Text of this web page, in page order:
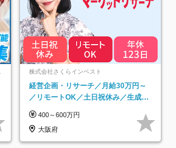
株式会社さくらインベスト
経営企画・リサーチ／月給30万円～
／リモートOK／土日祝休み／生成AI
400～600万円
大阪府